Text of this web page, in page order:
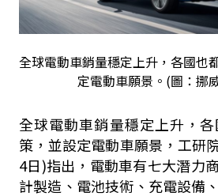
全球電動車銷量穩定上升，各國也
定電動車願景。(圖：挪
全球電動車銷量穩定上升，
策，並設定電動車願景，工研
4日)指出，電動車有七大潛力
計製造、電池技術、充電設備